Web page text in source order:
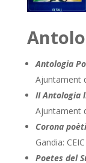
Antologia
Ajuntament
II Antologia
Ajuntament
Corona
Gandia:
Poetes del